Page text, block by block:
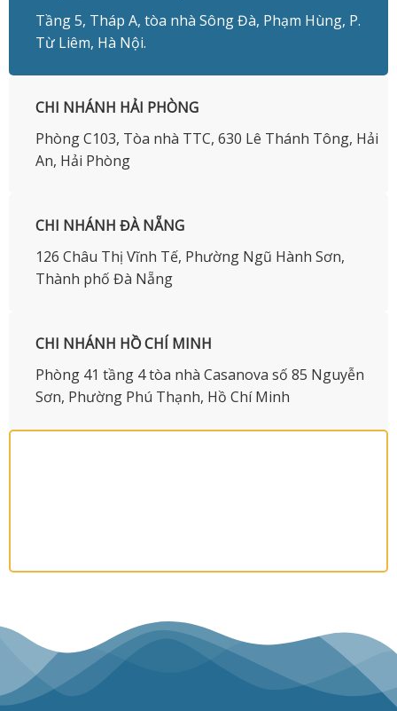
Tầng 5, Tháp A, tòa nhà Sông Đà, Phạm Hùng, P.
Từ Liêm, Hà Nội.
CHI NHÁNH HẢI PHÒNG
Phòng C103, Tòa nhà TTC, 630 Lê Thánh Tông, Hải
An, Hải Phòng
CHI NHÁNH ĐÀ NẴNG
126 Châu Thị Vĩnh Tế, Phường Ngũ Hành Sơn,
Thành phố Đà Nẵng
CHI NHÁNH HỒ CHÍ MINH
Phòng 41 tầng 4 tòa nhà Casanova số 85 Nguyễn
Sơn, Phường Phú Thạnh, Hồ Chí Minh